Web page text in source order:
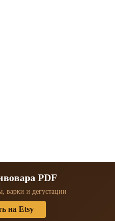
PDF
варки и дегустации
на Etsy